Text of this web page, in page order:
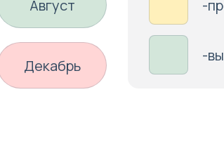
Август
Декабрь
-
-